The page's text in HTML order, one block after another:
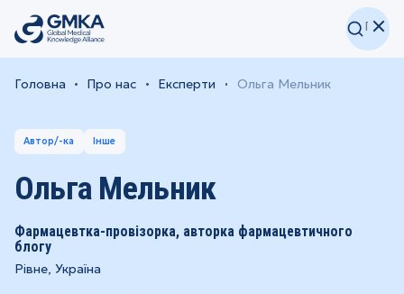
Головна Про нас Експерти Ольга Мельник
Автор/-ка Інше
Ольга Мельник
Фармацевтка-провізорка, авторка фармацевтичного
блогу
Рівне, Україна